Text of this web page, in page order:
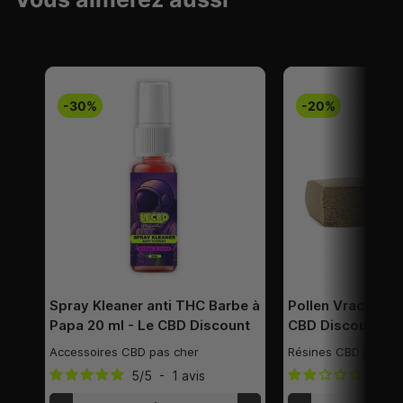
-30%
Spray Kleaner anti THC Barbe à
Papa 20 ml - Le CBD Discount
Accessoires CBD pas cher
5/5 - 1 avis
-20%
Pollen Vrac
CBD Discount
Résines CBD